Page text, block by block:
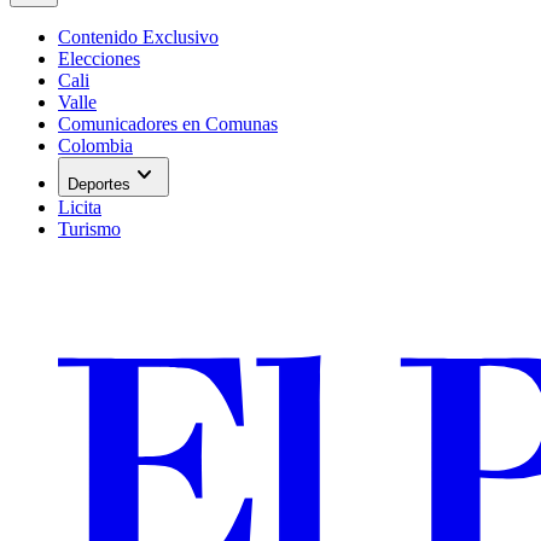
Contenido Exclusivo
Elecciones
Cali
Valle
Comunicadores en Comunas
Colombia
Deportes expand_more
Licita
Turismo